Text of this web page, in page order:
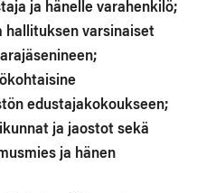
ja hänelle varahenkilö;
hallituksen varsinaiset
edustajakokoukseen;
ja jaostot sekä
ja hänen